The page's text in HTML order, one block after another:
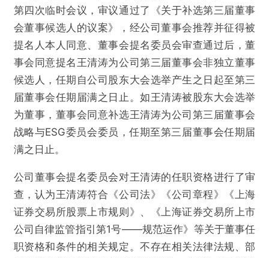
第四次临时会议，审议通过了《关于补选第三届董事
会董事候选人的议案》，经公司董事会推荐并征得被
提名人本人同意、董事会提名委员会审查通过后，董
事会同意提名王清涛为公司第三届董事会非独立董事
候选人，任期自公司股东大会选举产生之日起至第三
届董事会任期届满之日止。如王清涛被股东大会选举
为董事，董事会同意补选王清涛为公司第三届董事会
战略与ESG委员会委员，任期至第三届董事会任期届
满之日止。
公司董事会提名委员会对王清涛的任职资格进行了审
查，认为王清涛符合《公司法》《公司章程》《上海
证券交易所股票上市规则》、《上海证券交易所上市
公司自律监管指引第1号——规范运作》等关于董事任
职资格和条件的相关规定。不存在相关法律法规、部